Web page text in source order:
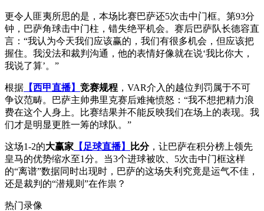
更令人匪夷所思的是，本场比赛巴萨还5次击中门框。第93分
钟，巴萨角球击中门柱，错失绝平机会。赛后巴萨队长德容直
言：“我认为今天我们应该赢的，我们有很多机会，但应该把
握住。我没法和裁判沟通，他的表情好像就在说‘我比你大，
我说了算’。”
根据 【西甲直播】 竞赛规程 ，VAR介入的越位判罚属于不可
争议范畴。巴萨主帅弗里克赛后难掩愤怒：“我不想把精力浪
费在这个人身上。比赛结果并不能反映我们在场上的表现。我
们才是明显更胜一筹的球队。”
这场1-2的大赢家 【足球直播】 比分，让巴萨在积分榜上领先
皇马的优势缩水至1分。当3个进球被吹、5次击中门框这样
的“离谱”数据同时出现时，巴萨的这场失利究竟是运气不佳，
还是裁判的“潜规则”在作祟？
热门录像